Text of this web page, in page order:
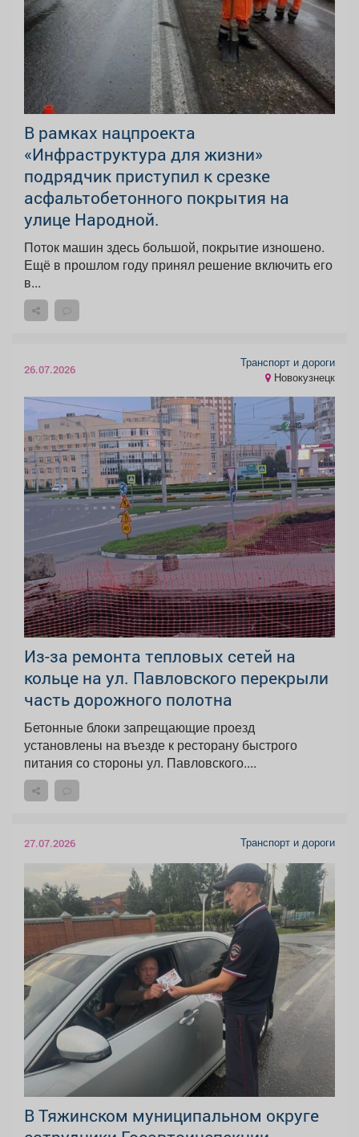
В рамках нацпроекта
«Инфраструктура для жизни»
подрядчик приступил к срезке
асфальтобетонного покрытия на
улице Народной.
Поток машин здесь большой, покрытие изношено.
Ещё в прошлом году принял решение включить его
в...
26.07.2026
Транспорт и дороги
Новокузнецк
Из-за ремонта тепловых сетей на
кольце на ул. Павловского перекрыли
часть дорожного полотна
Бетонные блоки запрещающие проезд
установлены на въезде к ресторану быстрого
питания со стороны ул. Павловского....
27.07.2026 Транспорт и дороги
В Тяжинском муниципальном округе